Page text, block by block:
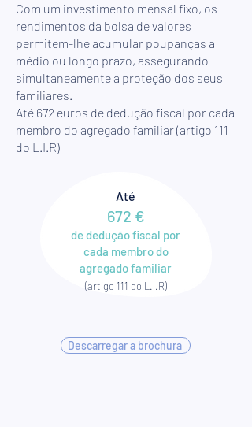
Com um investimento mensal fixo, os
rendimentos da bolsa de valores
permitem-lhe acumular poupanças a
médio ou longo prazo, assegurando
simultaneamente a proteção dos seus
familiares.
Até 672 euros de dedução fiscal por cada
membro do agregado familiar (artigo 111
do L.I.R)
Até
672 €
de dedução fiscal por
cada membro do
agregado familiar
(artigo 111 do L.I.R)
Descarregar a brochura